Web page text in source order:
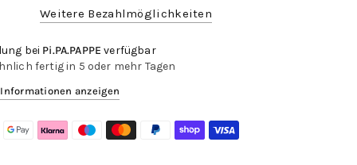
Weitere Bezahlmöglichkeiten
bei Pi.PA.PAPPE verfügbar
fertig in 5 oder mehr Tagen
anzeigen